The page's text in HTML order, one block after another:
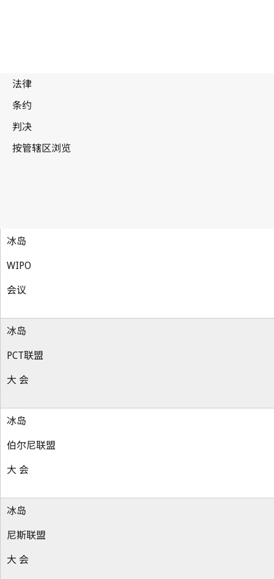
冰岛
WIPO
会议
冰岛
PCT联盟
大 会
冰岛
伯尔尼联盟
大 会
冰岛
尼斯联盟
大 会